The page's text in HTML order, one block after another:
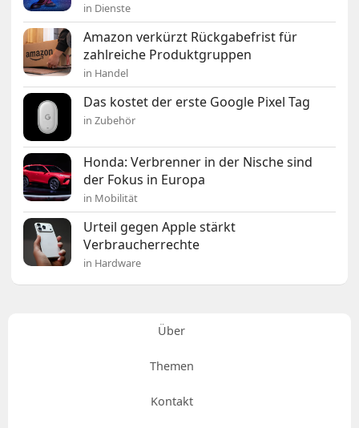
in Dienste
Amazon verkürzt Rückgabefrist für
zahlreiche Produktgruppen
in Handel
Das kostet der erste Google Pixel Tag
in Zubehör
Honda: Verbrenner in der Nische sind
der Fokus in Europa
in Mobilität
Urteil gegen Apple stärkt
Verbraucherrechte
in Hardware
Über
Themen
Kontakt